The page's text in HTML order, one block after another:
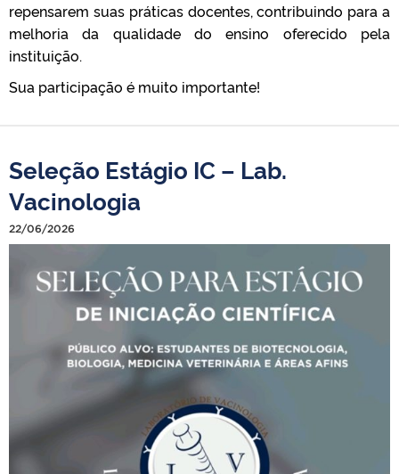
repensarem suas práticas docentes, contribuindo para a
melhoria da qualidade do ensino oferecido pela
instituição.
Sua participação é muito importante!
Seleção Estágio IC – Lab.
Vacinologia
22/06/2026